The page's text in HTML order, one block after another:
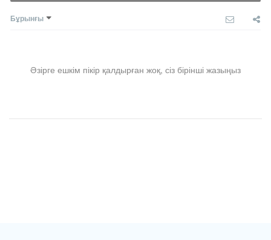
Бұрынғы
Әзірге ешкім пікір қалдырған жоқ, сіз бірінші жазыңыз